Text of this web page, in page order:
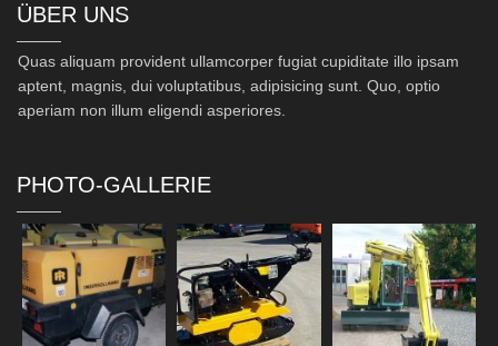
ÜBER UNS
Quas aliquam provident ullamcorper fugiat cupiditate illo ipsam
aptent, magnis, dui voluptatibus, adipisicing sunt. Quo, optio
aperiam non illum eligendi asperiores.
PHOTO-GALLERIE